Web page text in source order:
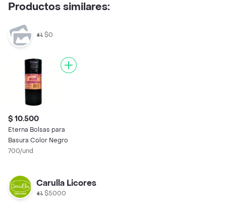
Productos similares:
$0
$ 10.500
Eterna Bolsas para
Basura Color Negro
700/und
Carulla Licores
$5000